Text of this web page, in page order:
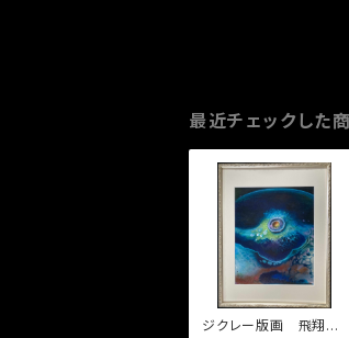
最近チェックした
ジクレー版画 飛翔ー